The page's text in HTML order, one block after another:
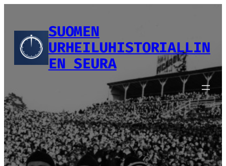
SUOMEN
URHEILUHISTORIALLIN
EN SEURA